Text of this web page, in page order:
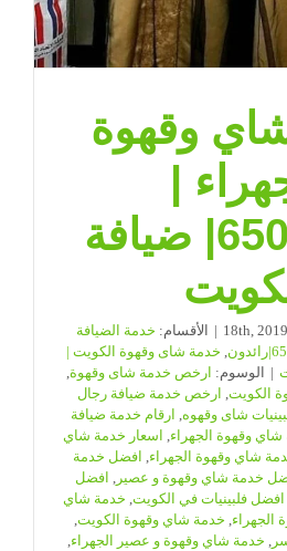
وقهوة
|
65080771| ضيافة
| الأقسام: خدمة الضيافة
خدمة شاى وقهوة الكويت |
| الوسوم: ارخص خدمة شاى وقهوة
الكويت ارخص خدمة ضيافة رجال
شاى وقهوه ارقام خدمة ضيافة
وقهوة الجهراء اسعار خدمة شاي
شاي وقهوة الجهراء افضل خدمة
خدمة شاي وقهوة و عصير
افضل
افضل فلبينيات في الكويت خدمة شاي
الجهراء خدمة شاي وقهوة الكويت
خدمة شاي وقهوة و عصير الجهراء